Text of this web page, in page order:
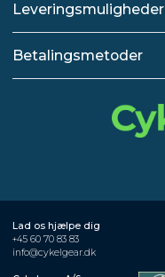
Leveringsmuligheder
Betalingsmetoder
Lad os hjælpe dig
+45 60 70 83 83
info@cykelgear.dk